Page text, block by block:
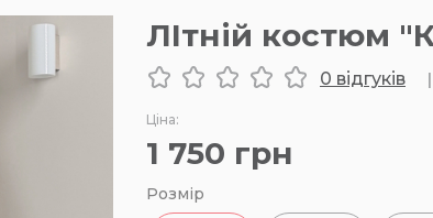
ЛІтній костюм
0 відгуків |
Ціна:
1 750 грн
Розмір